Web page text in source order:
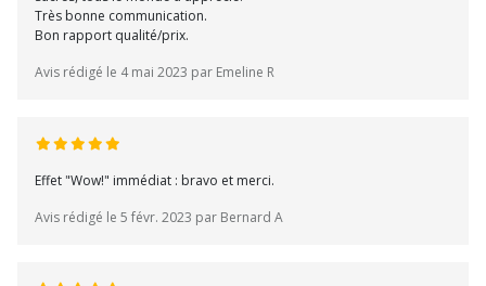
Très bonne communication.
Bon rapport qualité/prix.
Avis rédigé le 4 mai 2023 par Emeline R
Effet "Wow!" immédiat : bravo et merci.
Avis rédigé le 5 févr. 2023 par Bernard A